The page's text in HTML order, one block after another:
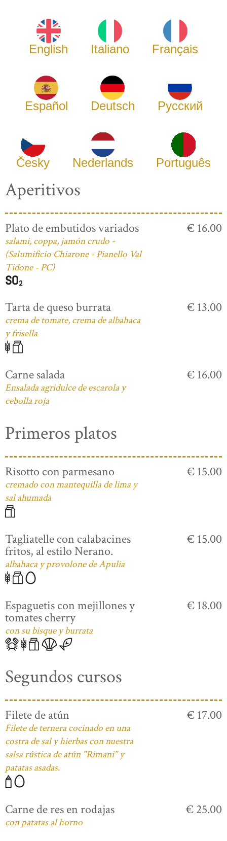
English Italiano Français
Español Deutsch Русский
Česky Nederlands Português
Aperitivos
Plato de embutidos variados
salami, coppa, jamón crudo -
(Salumificio Chiarone - Pianello Val
Tidone - PC)
€ 16.00
Tarta de queso burrata
crema de tomate, crema de albahaca
y frisella
€ 13.00
Carne salada
Ensalada agridulce de escarola y
cebolla roja
€ 16.00
Primeros platos
Risotto con parmesano
cremado con mantequilla de lima y
sal ahumada
€ 15.00
Tagliatelle con calabacines
fritos, al estilo Nerano.
albahaca y provolone de Apulia
€ 15.00
Espaguetis con mejillones y
tomates cherry
con su bisque y burrata
€ 18.00
Segundos cursos
Filete de atún
Filete de ternera cocinado en una
costra de sal y hierbas con nuestra
salsa rústica de atún "Rimani" y
patatas asadas.
€ 17.00
Carne de res en rodajas
con patatas al horno
€ 25.00